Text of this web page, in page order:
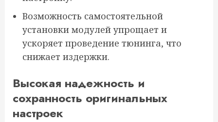
Возможность самостоятельной
установки модулей упрощает и
ускоряет проведение тюнинга, что
снижает издержки.
Высокая надежность и
сохранность оригинальных
настроек